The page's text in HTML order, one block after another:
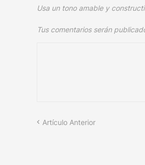
Usa un tono amable y
Tus comentarios serán
Artículo Anterior